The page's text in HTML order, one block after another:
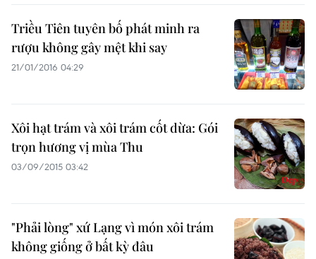
Triều Tiên tuyên bố phát minh ra
rượu không gây mệt khi say
21/01/2016 04:29
Xôi hạt trám và xôi trám cốt dừa: Gói
trọn hương vị mùa Thu
03/09/2015 03:42
"Phải lòng" xứ Lạng vì món xôi trám
không giống ở bất kỳ đâu